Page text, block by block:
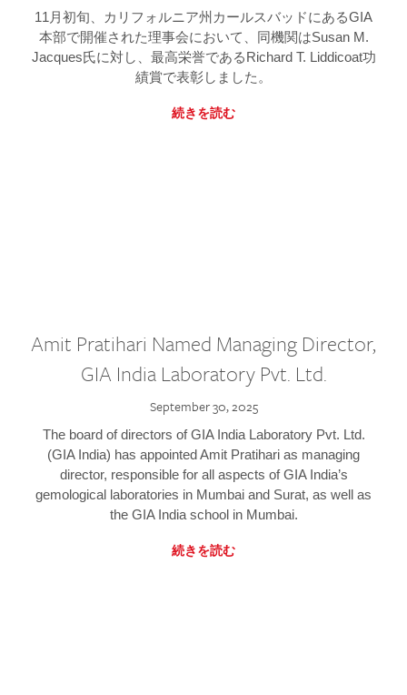
11月初旬、カリフォルニア州カールスバッドにあるGIA
本部で開催された理事会において、同機関はSusan M.
Jacques氏に対し、最高栄誉であるRichard T. Liddicoat功
績賞で表彰しました。
続きを読む
Amit Pratihari Named Managing Director,
GIA India Laboratory Pvt. Ltd.
September 30, 2025
The board of directors of GIA India Laboratory Pvt. Ltd.
(GIA India) has appointed Amit Pratihari as managing
director, responsible for all aspects of GIA India’s
gemological laboratories in Mumbai and Surat, as well as
the GIA India school in Mumbai.
続きを読む